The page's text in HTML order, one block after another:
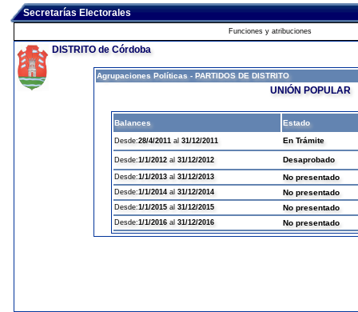
Secretarías Electorales
Funciones y atribuciones
DISTRITO de Córdoba
Agrupaciones Políticas - PARTIDOS DE DISTRITO
UNIÓN POPULAR
Balances Estado
Desde:28/4/2011 al 31/12/2011 En Trámite
Desde:1/1/2012 al 31/12/2012 Desaprobado
Desde:1/1/2013 al 31/12/2013 No presentado
Desde:1/1/2014 al 31/12/2014 No presentado
Desde:1/1/2015 al 31/12/2015 No presentado
Desde:1/1/2016 al 31/12/2016 No presentado